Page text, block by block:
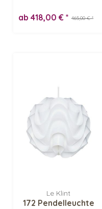
465,00 € *
ab 418,00 € *
Le Klint
172 Pendelleuchte